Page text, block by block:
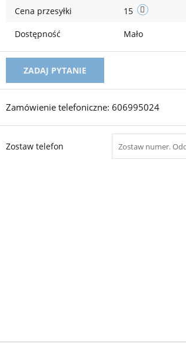
Cena przesyłki 15
Dostępność Mało
ZADAJ PYTANIE
Zamówienie telefoniczne: 606995024
Zostaw telefon